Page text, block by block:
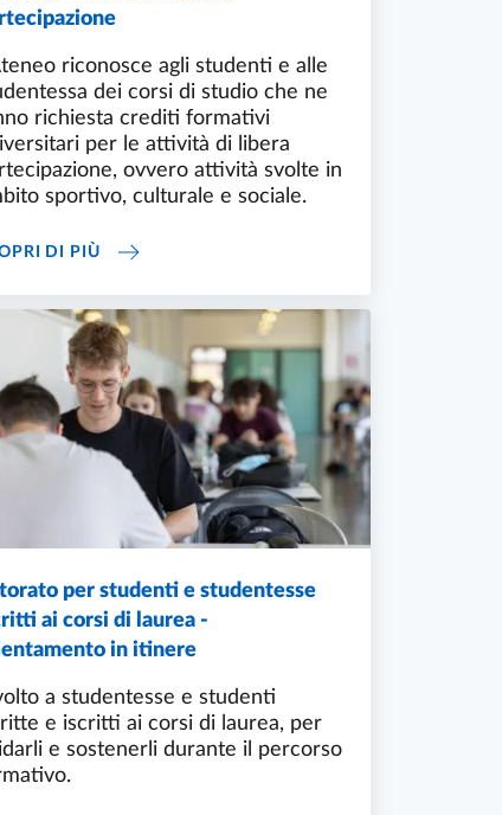
riconosce agli studenti e alle
dei corsi di studio che ne
richiesta crediti formativi
per le attività di libera
ovvero attività svolte in
sportivo, culturale e sociale.
DI PIÙCREDITI PER ATTIVITÀ DI LIBERA
per studenti e studentesse
ai corsi di laurea -
in itinere
a studentesse e studenti
e iscritti ai corsi di laurea, per
e sostenerli durante il percorso